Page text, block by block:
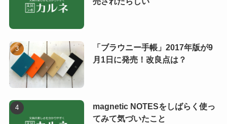
「ブラウニー手帳」2017年版が9
月1日に発売！改良点は？
magnetic NOTESをしばらく使っ
てみて気づいたこと